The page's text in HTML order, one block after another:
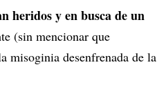
heridos y en busca de un
(sin mencionar que
misoginia desenfrenada de la